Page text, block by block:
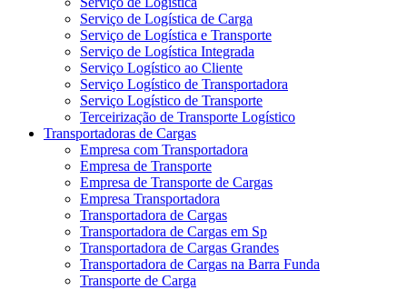
Serviço de Logística de Carga
Serviço de Logística e Transporte
Serviço de Logística Integrada
Serviço Logístico ao Cliente
Serviço Logístico de Transportadora
Serviço Logístico de Transporte
Terceirização de Transporte Logístico
Transportadoras de Cargas
Empresa com Transportadora
Empresa de Transporte
Empresa de Transporte de Cargas
Empresa Transportadora
Transportadora de Cargas
Transportadora de Cargas em Sp
Transportadora de Cargas Grandes
Transportadora de Cargas na Barra Funda
Transporte de Carga